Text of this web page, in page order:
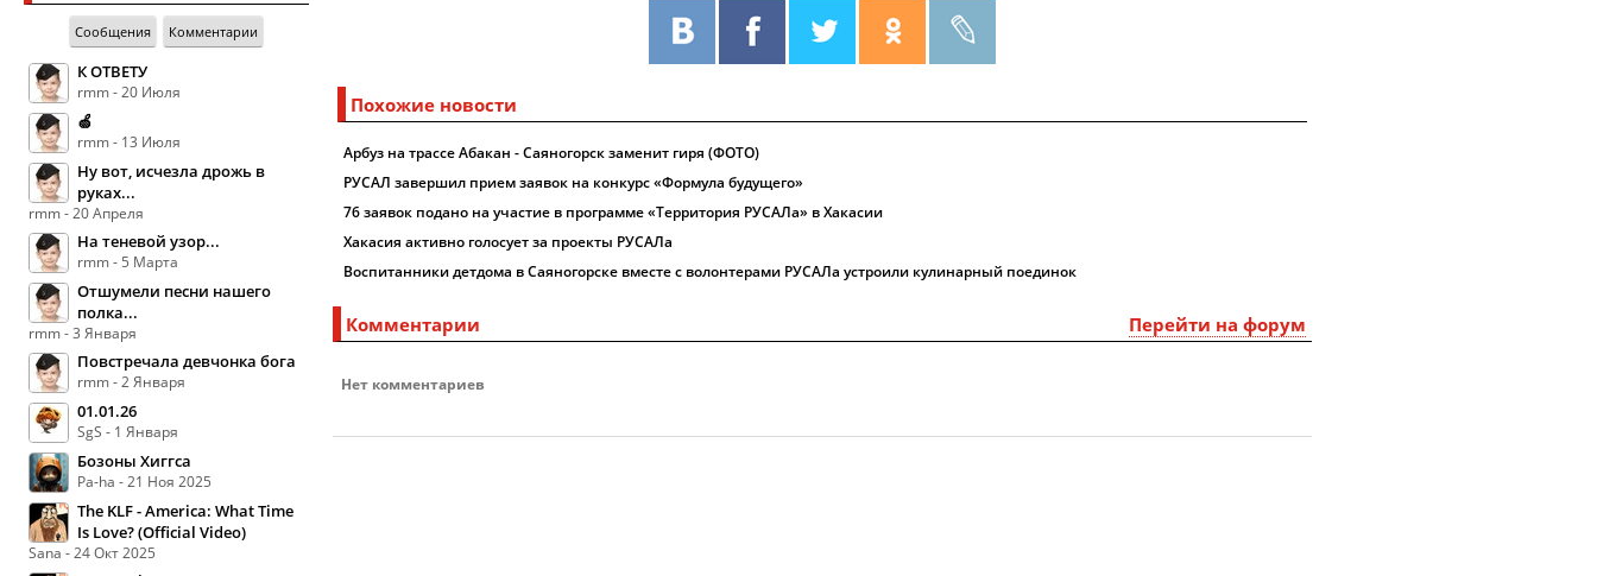
Сообщения Комментарии
К ОТВЕТУ
rmm - 20 Июля
🍏
rmm - 13 Июля
Ну вот, исчезла дрожь в
руках...
rmm - 20 Апреля
На теневой узор...
rmm - 5 Марта
Отшумели песни нашего
полка...
rmm - 3 Января
Повстречала девчонка бога
rmm - 2 Января
01.01.26
SgS - 1 Января
Бозоны Хиггса
Pa-ha - 21 Ноя 2025
The KLF - America: What Time
Is Love? (Official Video)
Sana - 24 Окт 2025
Похожие новости
Арбуз на трассе Абакан - Саяногорск заменит гиря (ФОТО)
РУСАЛ завершил прием заявок на конкурс «Формула будущего»
76 заявок подано на участие в программе «Территория РУСАЛа» в Хакасии
Хакасия активно голосует за проекты РУСАЛа
Воспитанники детдома в Саяногорске вместе с волонтерами РУСАЛа устроили кулинарный поединок
Перейти на форум
Комментарии
Нет комментариев